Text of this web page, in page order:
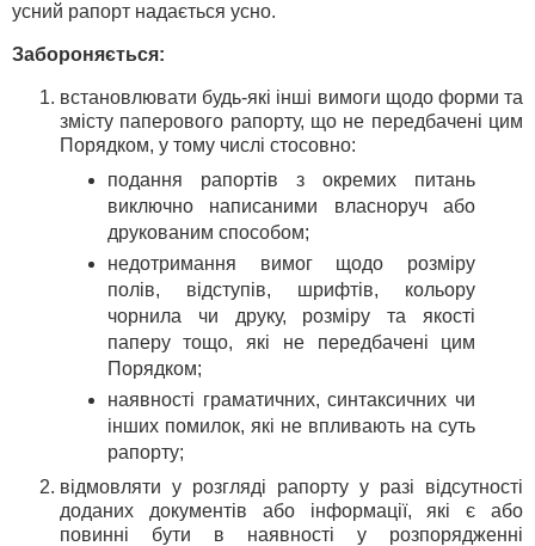
усний рапорт надається усно.
Забороняється:
встановлювати будь-які інші вимоги щодо форми та
змісту паперового рапорту, що не передбачені цим
Порядком, у тому числі стосовно:
подання рапортів з окремих питань
виключно написаними власноруч або
друкованим способом;
недотримання вимог щодо розміру
полів, відступів, шрифтів, кольору
чорнила чи друку, розміру та якості
паперу тощо, які не передбачені цим
Порядком;
наявності граматичних, синтаксичних чи
інших помилок, які не впливають на суть
рапорту;
відмовляти у розгляді рапорту у разі відсутності
доданих документів або інформації, які є або
повинні бути в наявності у розпорядженні